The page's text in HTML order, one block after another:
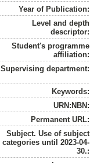
Year of Publication:
Level and depth
descriptor:
Student's programme
affiliation:
Supervising department:
Keywords:
URN:NBN:
Permanent URL:
Subject. Use of subject
categories until 2023-04-
30.: